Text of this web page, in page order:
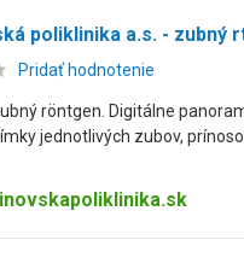
poliklinika a.s. - zubný
Pridať hodnotenie
röntgen. Digitálne
jednotlivých zubov,